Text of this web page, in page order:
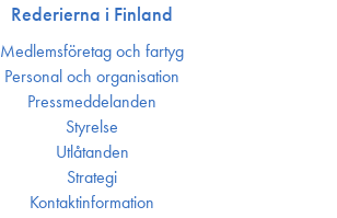
Rederierna i Finland
Medlemsföretag och fartyg
Personal och organisation
Press­meddelanden
Styrelse
Utlåtanden
Strategi
Kontakt­information